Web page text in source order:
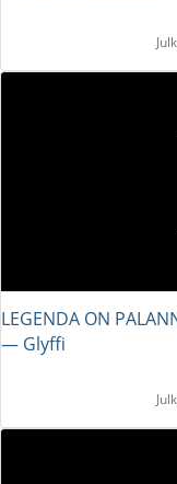
LEGENDA ON
― Glyffi